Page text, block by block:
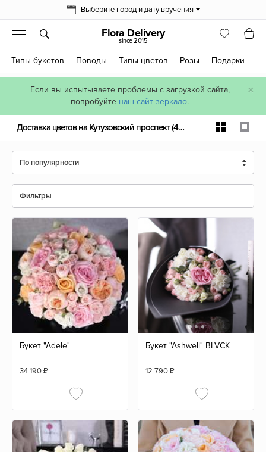
×
Если вы испытываете проблемы с загрузкой сайта,
попробуйте наш сайт-зеркало.
Выберите город и дату вручения
Flora Delivery
since 2015
Типы букетов Поводы Типы цветов Розы Подарки
Доставка цветов на Кутузовский проспект(455 шт)
По популярности
Фильтры
Букет "Adele"
34 190₽
Букет "Ashwell" BLVCK
12 790₽